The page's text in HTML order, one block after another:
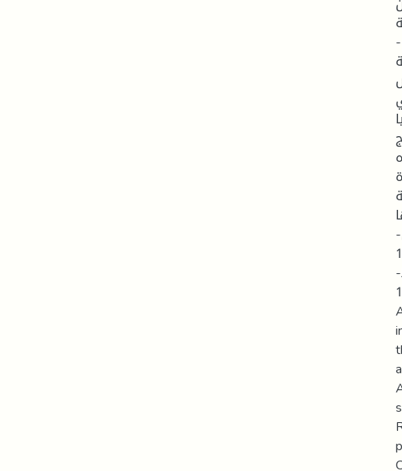
- الحث على الالتزام بالتعليمات الوقائية من فيروس كورونا كوفيد 19 داخل مراكز
-النشاط البدني الترويحي يساهم بدرجة عالية في التخفيف من ظاهرة القلق
كوفيد 19.
-النشاط البدني الترويحي يساهم بدرجة عالية في التخفيف من ظاهرة الاحباط
كوفيد 19.